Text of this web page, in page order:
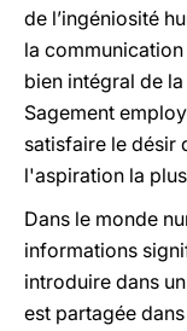
de l’ingéniosité
la
bien intégral de
Sagement
satisfaire le désir
l'aspiration la
Dans le monde
informations
introduire dans
est partagée